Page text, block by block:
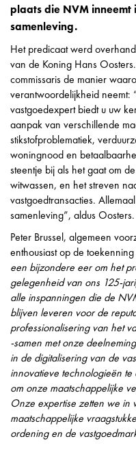
plaats die NVM
samenleving.
Het predicaat werd
van de Koning Hans
commissaris de manier
verantwoordelijkheid neemt:
vastgoedexpert biedt u uw
aanpak van verschillende
stikstofproblematiek,
woningnood en
steentje bij als het gaat om
witwassen, en het streven
vastgoedtransacties.
samenleving”, aldus Oosters.
Peter Brussel, algemeen
enthousiast op de
een bijzondere eer om het
gelegenheid van ons 125-
alle inspanningen die de
blijven leveren voor de
professionalisering van het
-samen met onze
in de digitalisering van de
innovatieve technologieën
om onze maatschappelijke
Onze expertise zetten we in
maatschappelijke
ordening en de